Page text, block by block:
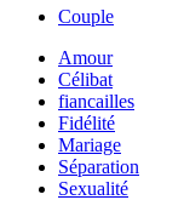
Couple
Amour
Célibat
fiancailles
Fidélité
Mariage
Séparation
Sexualité